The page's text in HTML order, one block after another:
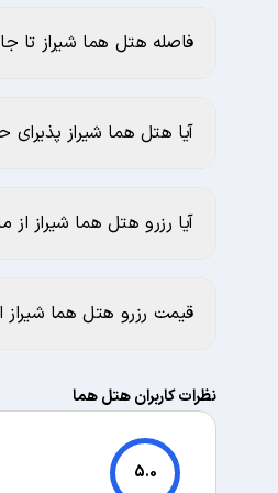
فاصله هتل هما شیراز تا
آیا هتل هما شیراز
آیا رزرو هتل هما شیراز از
قیمت رزرو هتل هما شیراز
نظرات کاربران هتل هما
5.0